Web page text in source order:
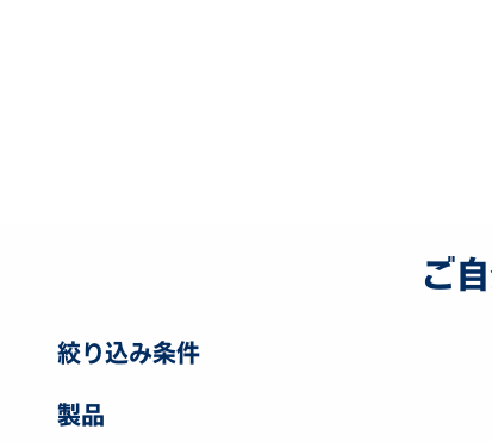
ご
絞り込み条件
製品